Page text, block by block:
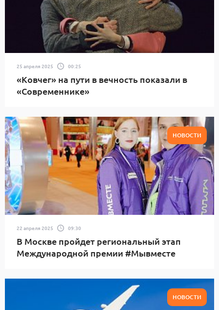
25 апреля 2025 00:25
«Ковчег» на пути в вечность показали в
«Современнике»
НОВОСТИ
22 апреля 2025 09:30
В Москве пройдет региональный этап
Международной премии #Мывместе
НОВОСТИ